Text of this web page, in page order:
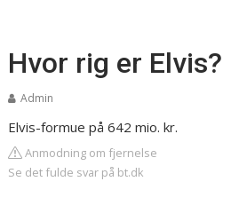
Hvor rig er Elvis?
Admin
Elvis-formue på 642 mio. kr.
Anmodning om fjernelse
Se det fulde svar på bt.dk